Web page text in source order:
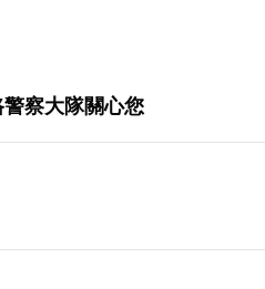
察大隊關心您